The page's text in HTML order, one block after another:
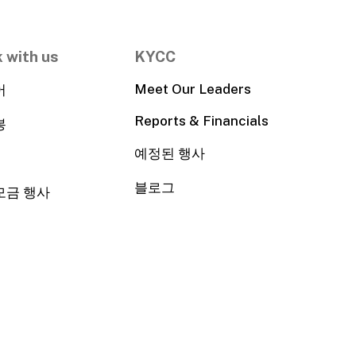
with us
금 행사
KYCC
Meet Our Leaders
Reports & Financials
예정된 행사
블로그